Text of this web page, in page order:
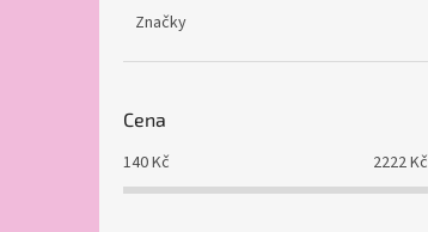
Značky
Cena
140Kč 2222Kč